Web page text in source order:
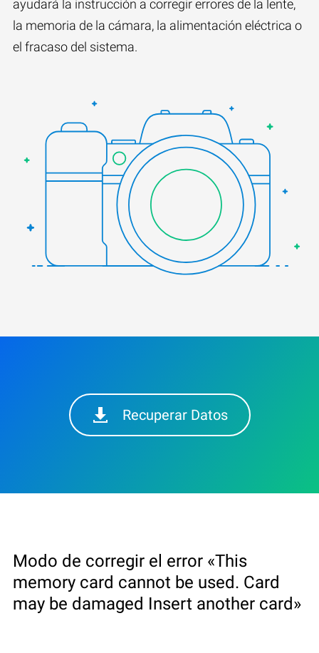
ayudará la instrucción a corregir errores de la lente,
la memoria de la cámara, la alimentación eléctrica o
el fracaso del sistema.
Recuperar Datos
Modo de corregir el error «This
memory card cannot be used. Card
may be damaged Insert another card»